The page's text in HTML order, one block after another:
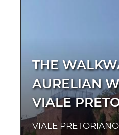
THE
AURELIAN
VIALE
VIALE PRETORIANO